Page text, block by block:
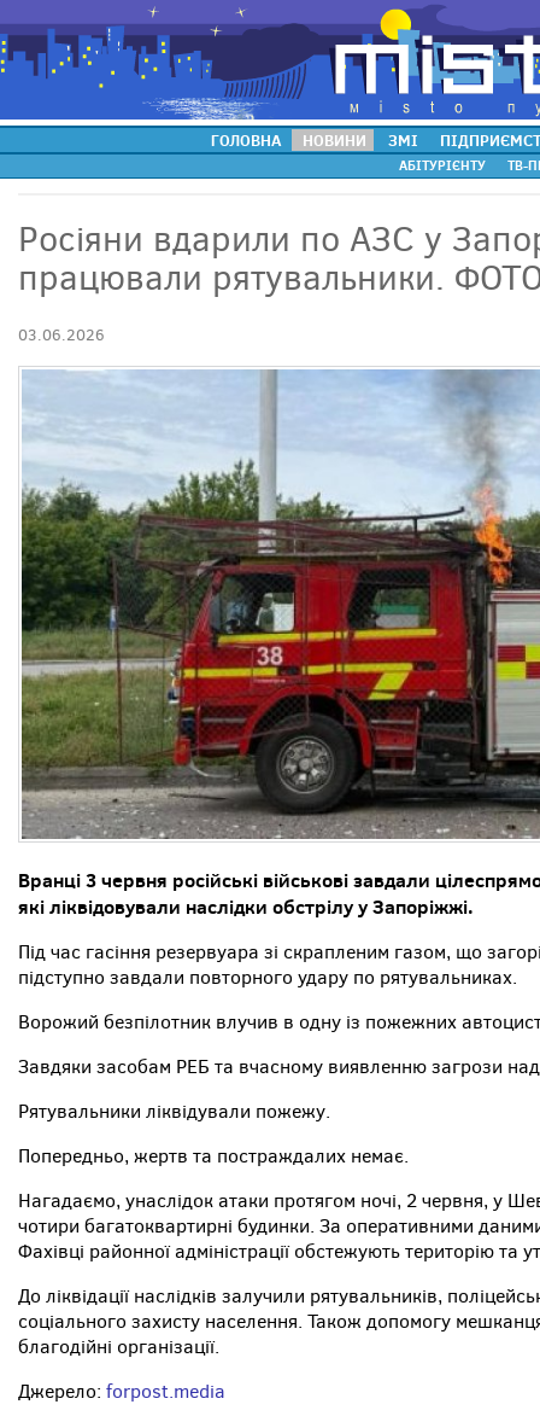
ГОЛОВНА НОВИНИ ЗМІ
АБІТУРІЄНТУ ТВ-
Росіяни вдарили по АЗС у
працювали рятувальники.
03.06.2026
Вранці 3 червня російські військові завдали
які ліквідовували наслідки обстрілу у Запоріжжі.
Під час гасіння резервуара зі скрапленим газом, що
підступно завдали повторного удару по рятувальниках.
Ворожий безпілотник влучив в одну із пожежних
Завдяки засобам РЕБ та вчасному виявленню загрози
Рятувальники ліквідували пожежу.
Попередньо, жертв та постраждалих немає.
Нагадаємо, унаслідок атаки протягом ночі, 2 червня, у
чотири багатоквартирні будинки. За оперативними
Фахівці районної адміністрації обстежують територію
До ліквідації наслідків залучили рятувальників,
соціального захисту населення. Також допомогу
благодійні організації.
Джерело: forpost.media